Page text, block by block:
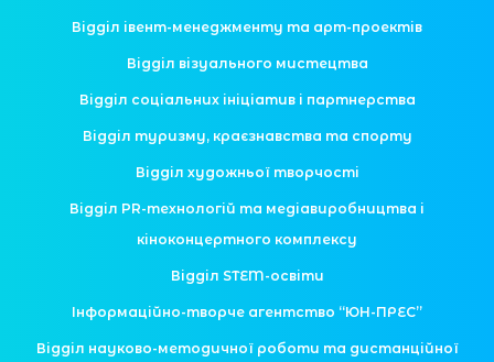
Відділ івент-менеджменту та арт-проектів
Відділ візуального мистецтва
Відділ соціальних ініціатив і партнерства
Відділ туризму, краєзнавства та спорту
Відділ художньої творчості
Відділ PR-технологій та медіавиробництва і
кіноконцертного комплексу
Відділ STEM-освіти
Інформаційно-творче агентство “ЮН-ПРЕС”
Відділ науково-методичної роботи та дистанційної